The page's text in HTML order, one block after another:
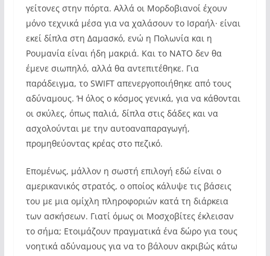
γείτονες στην πόρτα. Αλλά οι Μορδοβιανοί έχουν
μόνο τεχνικά μέσα για να χαλάσουν το Ισραήλ· είναι
εκεί δίπλα στη Δαμασκό, ενώ η Πολωνία και η
Ρουμανία είναι ήδη μακριά. Και το ΝΑΤΟ δεν θα
έμενε σιωπηλό, αλλά θα αντεπιτέθηκε. Για
παράδειγμα, το SWIFT απενεργοποιήθηκε από τους
αδύναμους. Ή όλος ο κόσμος γενικά, για να κάθονται
οι σκύλες, όπως παλιά, δίπλα στις δάδες και να
ασχολούνται με την αυτοαναπαραγωγή,
προμηθεύοντας κρέας στο πεζικό.
Επομένως, μάλλον η σωστή επιλογή εδώ είναι ο
αμερικανικός στρατός, ο οποίος κάλυψε τις βάσεις
του με μια ομίχλη πληροφοριών κατά τη διάρκεια
των ασκήσεων. Γιατί όμως οι Μοσχοβίτες έκλεισαν
το σήμα; Ετοιμάζουν πραγματικά ένα δώρο για τους
νοητικά αδύναμους για να το βάλουν ακριβώς κάτω